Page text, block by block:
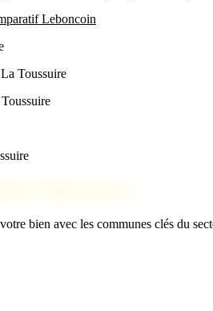
Leboncoin
Toussuire
bien avec les communes clés du